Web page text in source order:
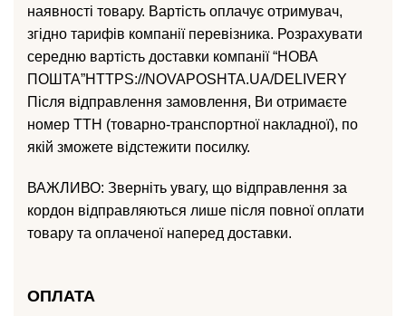
наявності товару. Вартість оплачує отримувач,
згідно тарифів компанії перевізника. Розрахувати
середню вартість доставки компанії “НОВА
ПОШТА”HTTPS://NOVAPOSHTA.UA/DELIVERY
Після відправлення замовлення, Ви отримаєте
номер ТТН (товарно-транспортної накладної), по
якій зможете відстежити посилку.
ВАЖЛИВО: Зверніть увагу, що відправлення за
кордон відправляються лише після повної оплати
товару та оплаченої наперед доставки.
ОПЛАТА